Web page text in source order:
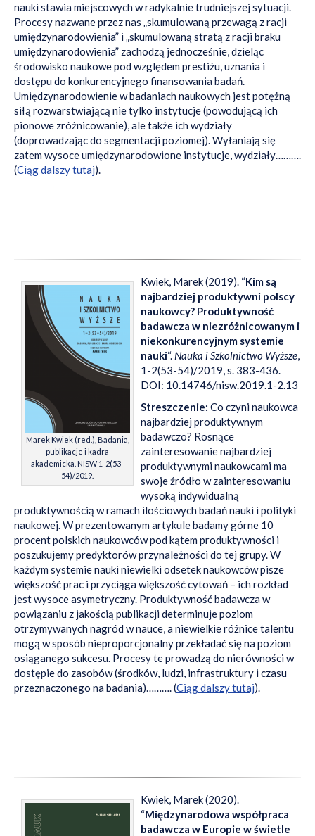
nauki stawia miejscowych w radykalnie trudniejszej sytuacji.
Procesy nazwane przez nas „skumulowaną przewagą z racji
umiędzynarodowienia” i „skumulowaną stratą z racji braku
umiędzynarodowienia” zachodzą jednocześnie, dzieląc
środowisko naukowe pod względem prestiżu, uznania i
dostępu do konkurencyjnego finansowania badań.
Umiędzynarodowienie w badaniach naukowych jest potężną
siłą rozwarstwiającą nie tylko instytucje (powodującą ich
pionowe zróżnicowanie), ale także ich wydziały
(doprowadzając do segmentacji poziomej). Wyłaniają się
zatem wysoce umiędzynarodowione instytucje, wydziały……….
(Ciąg dalszy tutaj).
Marek Kwiek (red.), Badania,
publikacje i kadra
akademicka. NISW 1-2(53-
54)/2019.
Kwiek, Marek (2019). “Kim są
najbardziej produktywni polscy
naukowcy? Produktywność
badawcza w niezróżnicowanym i
niekonkurencyjnym systemie
nauki“. Nauka i Szkolnictwo Wyższe,
1-2(53-54)/2019, s. 383-436.
DOI: 10.14746/nisw.2019.1-2.13
Streszczenie: Co czyni naukowca
najbardziej produktywnym
badawczo? Rosnące
zainteresowanie najbardziej
produktywnymi naukowcami ma
swoje źródło w zainteresowaniu
wysoką indywidualną
produktywnością w ramach ilościowych badań nauki i polityki
naukowej. W prezentowanym artykule badamy górne 10
procent polskich naukowców pod kątem produktywności i
poszukujemy predyktorów przynależności do tej grupy. W
każdym systemie nauki niewielki odsetek naukowców pisze
większość prac i przyciąga większość cytowań – ich rozkład
jest wysoce asymetryczny. Produktywność badawcza w
powiązaniu z jakością publikacji determinuje poziom
otrzymywanych nagród w nauce, a niewielkie różnice talentu
mogą w sposób nieproporcjonalny przekładać się na poziom
osiąganego sukcesu. Procesy te prowadzą do nierówności w
dostępie do zasobów (środków, ludzi, infrastruktury i czasu
przeznaczonego na badania)………. (Ciąg dalszy tutaj).
Kwiek, Marek (2020).
“Międzynarodowa współpraca
badawcza w Europie w świetle